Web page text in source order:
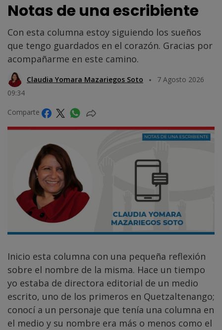
Notas de una escribiente
Con esta columna estoy siguiendo los sueños
que tengo guardados en el corazón. Gracias por
acompañarme en este camino.
Claudia Yomara Mazariegos Soto
7 Agosto 2026
09:34
Comparte
Inicio esta columna con una pequeña reflexión
sobre el nombre de la misma. Hace un tiempo
yo estaba de directora editorial de un medio
escrito, uno de los primeros en Quetzaltenango;
conocí a un personaje que tenía una columna en
el medio y su nombre era más o menos como el